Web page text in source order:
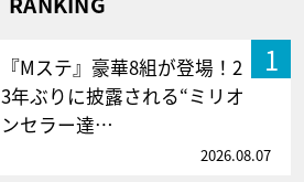
1
『Mステ』豪華8組が登場！2
3年ぶりに披露される“ミリオ
ンセラー達…
2026.08.07